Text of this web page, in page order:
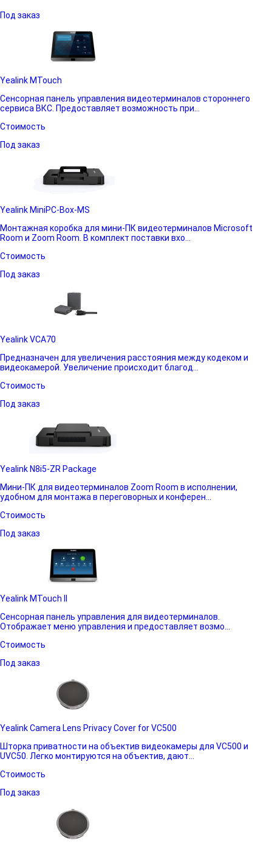
Под заказ
Yealink MTouch
Сенсорная панель управления видеотерминалов стороннего
сервиса ВКС. Предоставляет возможность при...
Стоимость
Под заказ
Yealink MiniPC-Box-MS
Монтажная коробка для мини-ПК видеотерминалов Microsoft
Room и Zoom Room. В комплект поставки вхо...
Стоимость
Под заказ
Yealink VCA70
Предназначен для увеличения расстояния между кодеком и
видеокамерой. Увеличение происходит благод...
Стоимость
Под заказ
Yealink N8i5-ZR Package
Мини-ПК для видеотерминалов Zoom Room в исполнении,
удобном для монтажа в переговорных и конферен...
Стоимость
Под заказ
Yealink MTouch II
Сенсорная панель управления для видеотерминалов.
Отображает меню управления и предоставляет возмо...
Стоимость
Под заказ
Yealink Camera Lens Privacy Cover for VC500
Шторка приватности на объектив видеокамеры для VC500 и
UVC50. Легко монтируются на объектив, дают...
Стоимость
Под заказ